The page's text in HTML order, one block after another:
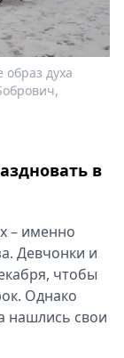
духа
в
– именно
Девчонки и
чтобы
Однако
нашлись свои